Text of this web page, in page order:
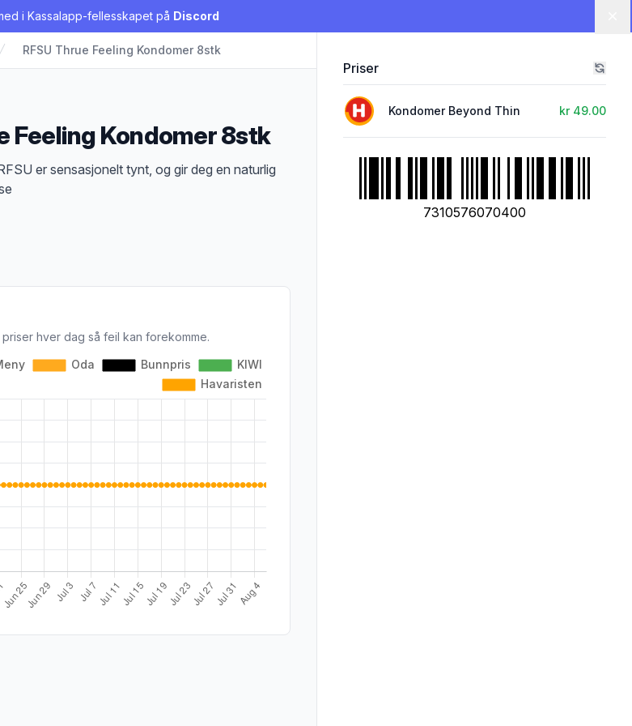
i Kassalapp-fellesskapet på Discord
RFSU Thrue Feeling Kondomer 8stk
Feeling Kondomer 8stk
er sensasjonelt tynt, og gir deg en naturlig
hver dag så feil kan forekomme.
Priser
Kondomer Beyond Thin kr 49.00
7310576070400